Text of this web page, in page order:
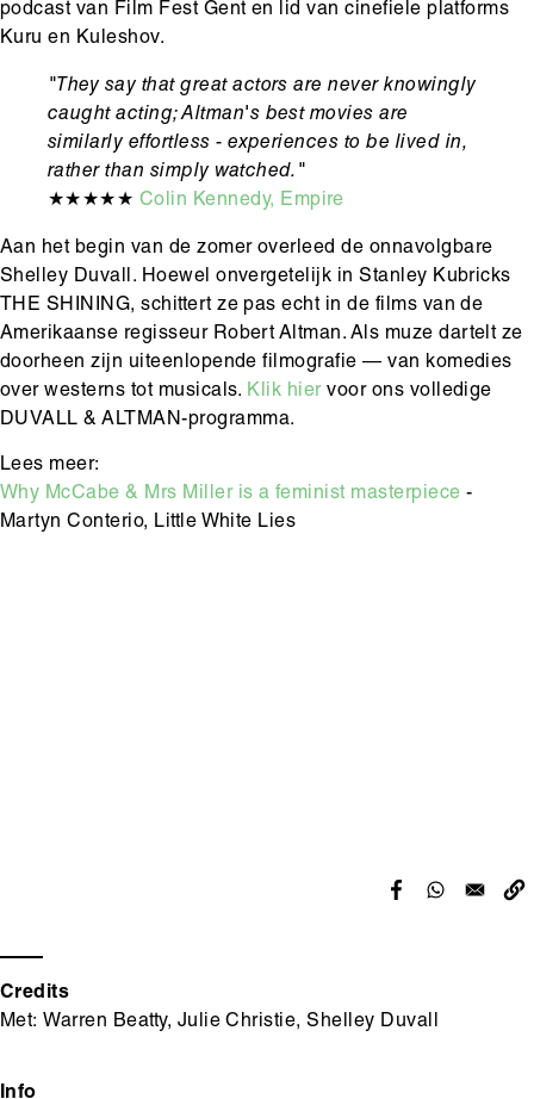
podcast van Film Fest Gent en lid van cinefiele platforms
Kuru en Kuleshov.
"They say that great actors are never knowingly
caught acting; Altman's best movies are
similarly effortless - experiences to be lived in,
rather than simply watched."
★★★★★ Colin Kennedy, Empire
Aan het begin van de zomer overleed de onnavolgbare
Shelley Duvall. Hoewel onvergetelijk in Stanley Kubricks
THE SHINING, schittert ze pas echt in de films van de
Amerikaanse regisseur Robert Altman. Als muze dartelt ze
doorheen zijn uiteenlopende filmografie — van komedies
over westerns tot musicals. Klik hiervoor ons volledige
DUVALL & ALTMAN-programma.
Lees meer:
Why McCabe & Mrs Miller is a feminist masterpiece -
Martyn Conterio, Little White Lies
Credits
Met: Warren Beatty, Julie Christie, Shelley Duvall
Info